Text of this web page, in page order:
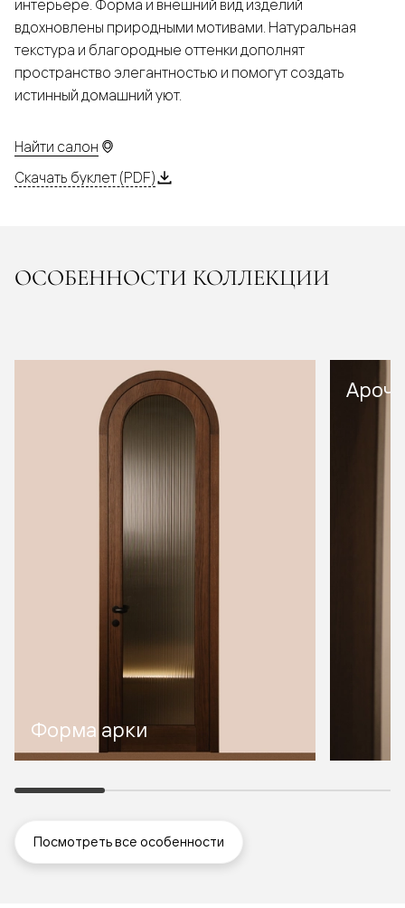
интерьере. Форма и внешний вид изделий
вдохновлены природными мотивами. Натуральная
текстура и благородные оттенки дополнят
пространство элегантностью и помогут создать
истинный домашний уют.
Найти салон
Скачать буклет (PDF)
ОСОБЕННОСТИ КОЛЛЕКЦИИ
Форма арки
Посмотреть все особенности